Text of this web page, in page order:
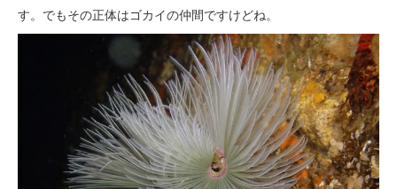
す。でもその正体はゴカイの仲間ですけどね。